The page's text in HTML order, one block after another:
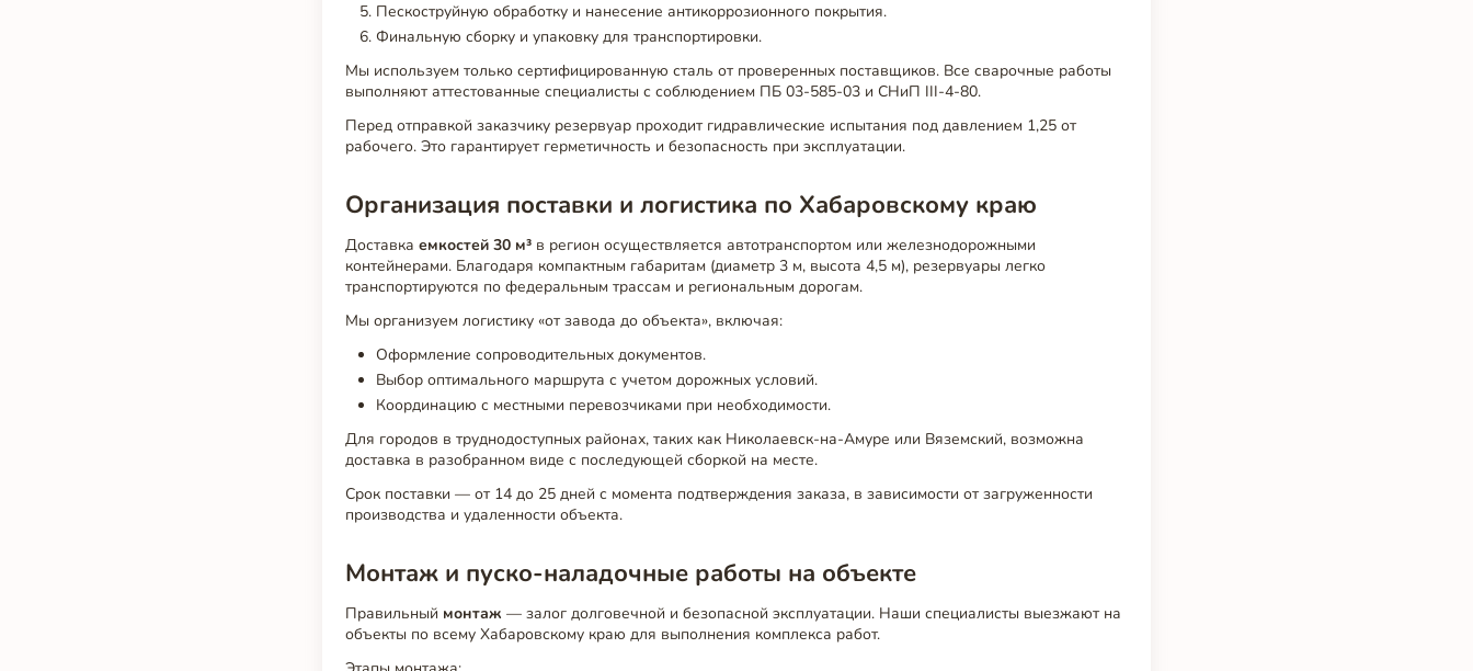
Пескоструйную обработку и нанесение антикоррозионного покрытия.
Финальную сборку и упаковку для транспортировки.
Мы используем только сертифицированную сталь от проверенных поставщиков. Все сварочные работы
выполняют аттестованные специалисты с соблюдением ПБ 03-585-03 и СНиП III-4-80.
Перед отправкой заказчику резервуар проходит гидравлические испытания под давлением 1,25 от
рабочего. Это гарантирует герметичность и безопасность при эксплуатации.
Организация поставки и логистика по Хабаровскому краю
Доставкаемкостей 30 м³ в регион осуществляется автотранспортом или железнодорожными
контейнерами. Благодаря компактным габаритам (диаметр 3 м, высота 4,5 м), резервуары легко
транспортируются по федеральным трассам и региональным дорогам.
Мы организуем логистику «от завода до объекта», включая:
Оформление сопроводительных документов.
Выбор оптимального маршрута с учетом дорожных условий.
Координацию с местными перевозчиками при необходимости.
Для городов в труднодоступных районах, таких как Николаевск-на-Амуре или Вяземский, возможна
доставка в разобранном виде с последующей сборкой на месте.
Срок поставки — от 14 до 25 дней с момента подтверждения заказа, в зависимости от загруженности
производства и удаленности объекта.
Монтаж и пуско-наладочные работы на объекте
Правильный монтаж — залог долговечной и безопасной эксплуатации. Наши специалисты выезжают на
объекты по всему Хабаровскому краю для выполнения комплекса работ.